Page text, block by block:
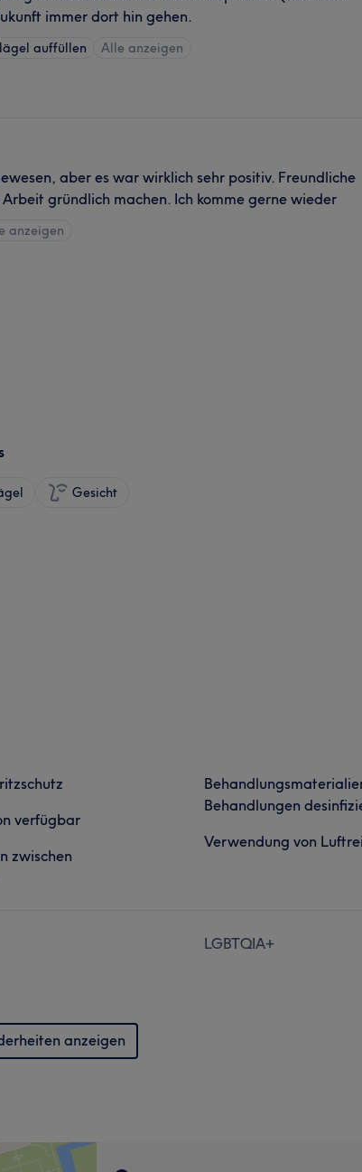
immer dort hin gehen.
auffüllen Alle anzeigen
aber es war wirklich sehr positiv. Freundliche
gründlich machen. Ich komme gerne wieder
anzeigen
Gesicht
verfügbar
zwischen
Behandlungen
Verwendung von
LGBTQIA+
anzeigen